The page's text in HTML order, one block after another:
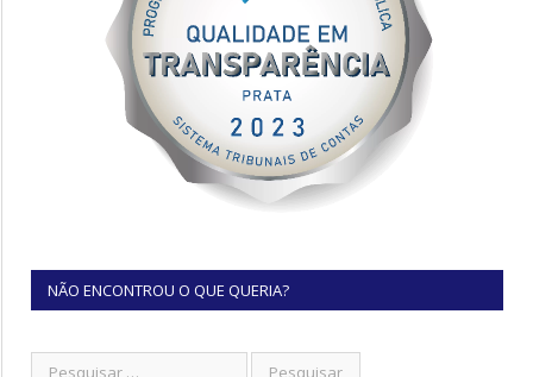
NÃO ENCONTROU O QUE QUERIA?